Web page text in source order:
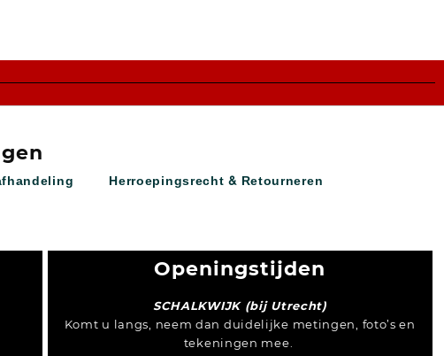
Herroepingsrecht & Retourneren
Openingstijden
SCHALKWIJK (bij Utrecht)
Komt u langs, neem dan duidelijke metingen, foto’s en
tekeningen mee.